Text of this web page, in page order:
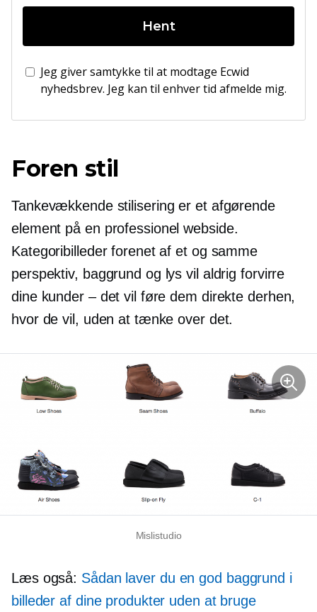
Hent
Jeg giver samtykke til at modtage Ecwid
nyhedsbrev. Jeg kan til enhver tid afmelde mig.
Foren stil
Tankevækkende stilisering er et afgørende
element på en professionel webside.
Kategoribilleder forenet af et og samme
perspektiv, baggrund og lys vil aldrig forvirre
dine kunder – det vil føre dem direkte derhen,
hvor de vil, uden at tænke over det.
Mislistudio
Læs også: Sådan laver du en god baggrund i
billeder af dine produkter uden at bruge